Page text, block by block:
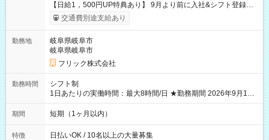
【日給1，500円UP特典あり】 9月より前に入社&シフト登録す
ると 期間中(9/16~10/23) の日給がUP! 日給1万1500円でしっか
り稼げます♪ 【試用期間】試用期間なし
交通費別途支給あり
勤務地
岐阜県岐阜市
岐阜県岐阜市
フリック株式会社
勤務時間
シフト制
1日あたりの実働時間：最大8時間/日 ★勤務期間 2026年9月16
日~2026年10月23日 短期勤務OK! 期間中フル勤務できる方優遇
※週3~5日勤務(勤務日数応相談) ※期間前から勤務スタートも可
り ※夜勤シフトあり
期間 短期（1ヶ月以内）
特徴 日払いOK / 10名以上の大量募集